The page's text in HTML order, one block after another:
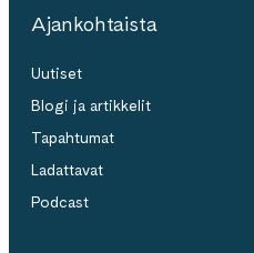
Ajankohtaista
Uutiset
Blogi ja artikkelit
Tapahtumat
Ladattavat
Podcast